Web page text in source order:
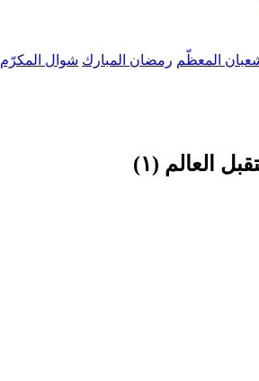
المعظّم رمضان المبارك شوال المكرّم
العالم (١)